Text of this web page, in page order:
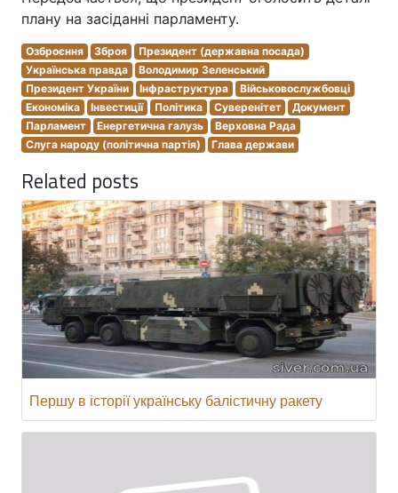
плану на засіданні парламенту.
Озброєння Зброя
Президент (державна посада)
Українська правда
Володимир Зеленський
Президент України
Інфраструктура
Військовослужбовці
Економіка
Інвестиції Політика Суверенітет
Документ
Парламент
Енергетична галузь
Верховна Рада
Слуга народу (політична партія)
Глава держави
Related posts
Першу в історії українську балістичну ракету